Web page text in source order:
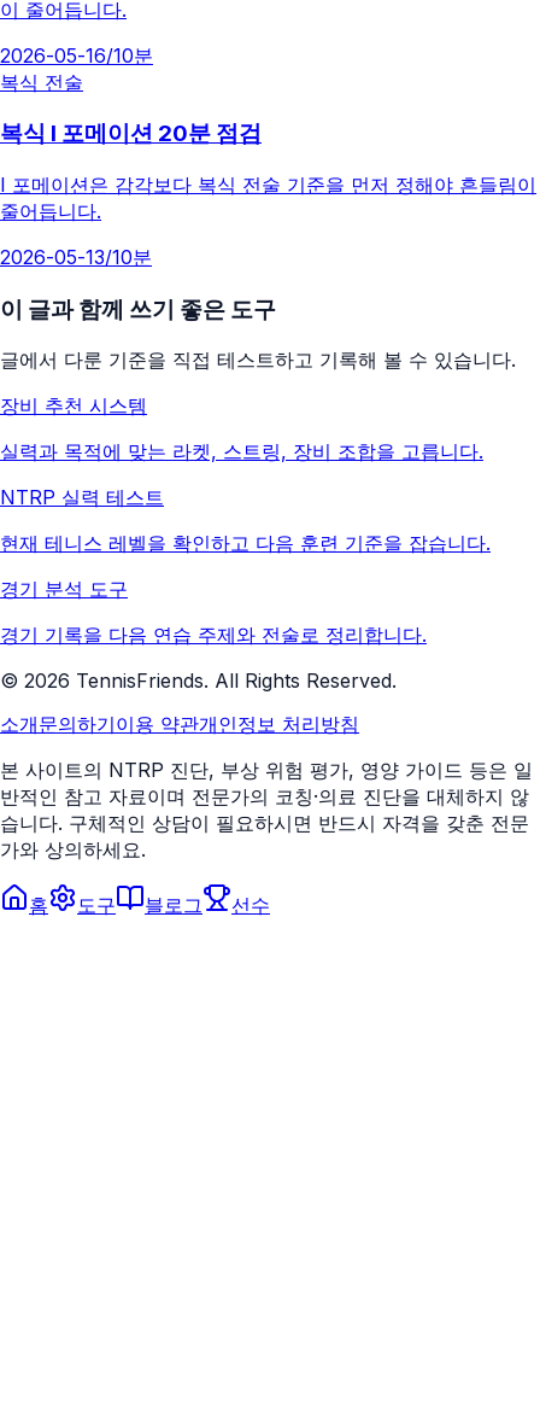
이 줄어듭니다.
2026-05-16/10분
복식 전술
복식 I 포메이션 20분 점검
I 포메이션은 감각보다 복식 전술 기준을 먼저 정해야 흔들림이
줄어듭니다.
2026-05-13/10분
이 글과 함께 쓰기 좋은 도구
글에서 다룬 기준을 직접 테스트하고 기록해 볼 수 있습니다.
장비 추천 시스템
실력과 목적에 맞는 라켓, 스트링, 장비 조합을 고릅니다.
NTRP 실력 테스트
현재 테니스 레벨을 확인하고 다음 훈련 기준을 잡습니다.
경기 분석 도구
경기 기록을 다음 연습 주제와 전술로 정리합니다.
© 2026 TennisFriends. All Rights Reserved.
소개문의하기이용 약관개인정보 처리방침
본 사이트의 NTRP 진단, 부상 위험 평가, 영양 가이드 등은 일
반적인 참고 자료이며 전문가의 코칭·의료 진단을 대체하지 않
습니다. 구체적인 상담이 필요하시면 반드시 자격을 갖춘 전문
가와 상의하세요.
홈 도구 블로그 선수